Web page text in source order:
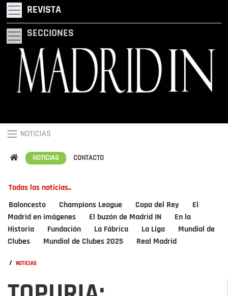
REVISTA
SECCIONES
NOTICIAS
NOTICIAS CONTACTO
Todas las noticias..
Baloncesto Champions League Copa del Rey
El
Madrid en imágenes
El buzón de Madrid IN
En la
Historia
Fundación La Fábrica La Liga
Mundial de
Clubes
Mundial de Clubes 2025 Real Madrid
/ NOTICIAS